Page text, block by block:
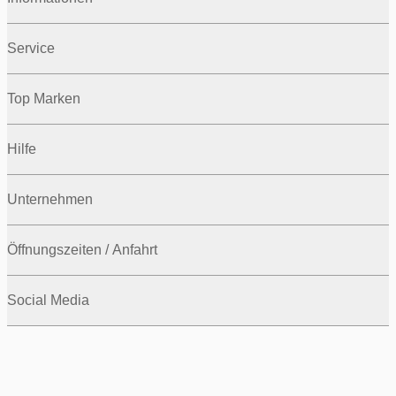
Service
Top Marken
Hilfe
Unternehmen
Öffnungszeiten / Anfahrt
Social Media